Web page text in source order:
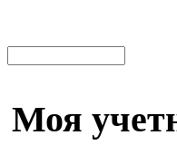
Моя